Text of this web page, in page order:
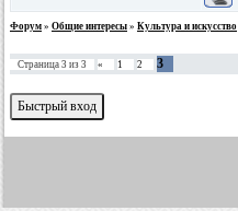
Форум » Общие интересы » Культура и искусство
Страница 3 из 3 « 1 2 3